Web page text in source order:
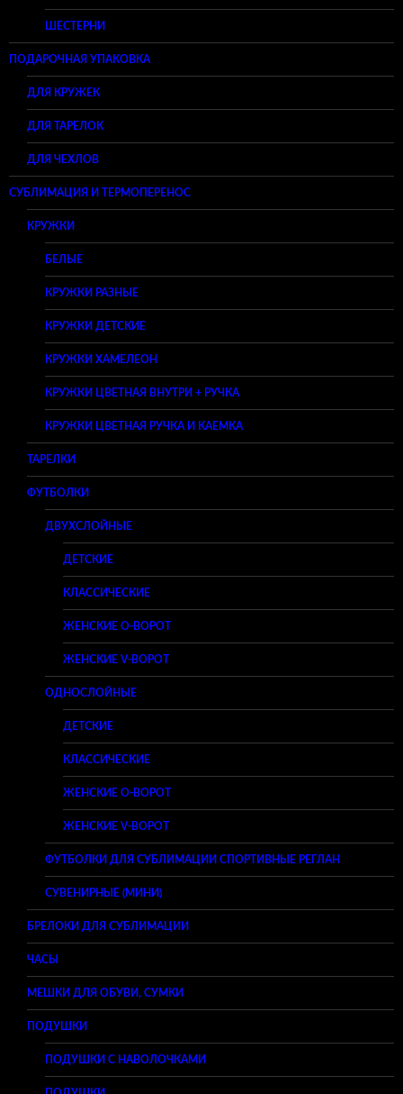
ШЕСТЕРНИ
ПОДАРОЧНАЯ УПАКОВКА
ДЛЯ КРУЖЕК
ДЛЯ ТАРЕЛОК
ДЛЯ ЧЕХЛОВ
СУБЛИМАЦИЯ И ТЕРМОПЕРЕНОС
КРУЖКИ
БЕЛЫЕ
КРУЖКИ РАЗНЫЕ
КРУЖКИ ДЕТСКИЕ
КРУЖКИ ХАМЕЛЕОН
КРУЖКИ ЦВЕТНАЯ ВНУТРИ + РУЧКА
КРУЖКИ ЦВЕТНАЯ РУЧКА И КАЕМКА
ТАРЕЛКИ
ФУТБОЛКИ
ДВУХСЛОЙНЫЕ
ДЕТСКИЕ
КЛАССИЧЕСКИЕ
ЖЕНСКИЕ O-ВОРОТ
ЖЕНСКИЕ V-ВОРОТ
ОДНОСЛОЙНЫЕ
ДЕТСКИЕ
КЛАССИЧЕСКИЕ
ЖЕНСКИЕ O-ВОРОТ
ЖЕНСКИЕ V-ВОРОТ
ФУТБОЛКИ ДЛЯ СУБЛИМАЦИИ СПОРТИВНЫЕ РЕГЛАН
СУВЕНИРНЫЕ (МИНИ)
БРЕЛОКИ ДЛЯ СУБЛИМАЦИИ
ЧАСЫ
МЕШКИ ДЛЯ ОБУВИ, СУМКИ
ПОДУШКИ
ПОДУШКИ С НАВОЛОЧКАМИ